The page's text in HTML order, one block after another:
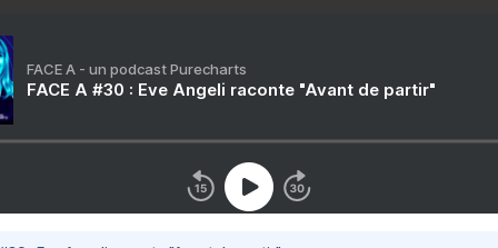
FACE A - un podcast Purecharts
FACE A #30 : Eve Angeli raconte "Avant de partir"